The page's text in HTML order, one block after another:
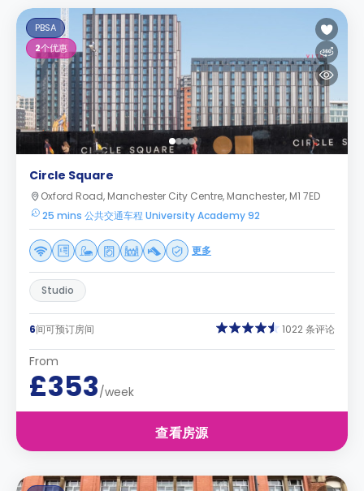
PBSA
2个优惠
Circle Square
Oxford Road, Manchester City Centre, Manchester, M1 7ED
25 mins 公共交通车程 University Academy 92
更多
Studio
6间可预订房间 1022 条评论
From
£353/week
查看房源